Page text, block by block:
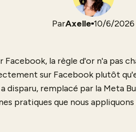
ParAxelle 10/6/2026
Facebook, la règle d'or n'a pas
sur Facebook plutôt
disparu, remplacé par la Meta
pratiques que nous appliquons